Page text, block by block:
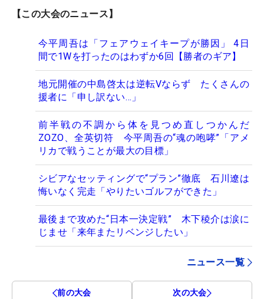
【この大会のニュース】
今平周吾は「フェアウェイキープが勝因」 4日
間で1Wを打ったのはわずか6回【勝者のギア】
地元開催の中島啓太は逆転Vならず たくさんの
援者に「申し訳ない…」
前半戦の不調から体を見つめ直しつかんだ
ZOZO、全英切符 今平周吾の“魂の咆哮”「アメ
リカで戦うことが最大の目標」
シビアなセッティングで“プラン”徹底 石川遼は
悔いなく完走「やりたいゴルフができた」
最後まで攻めた“日本一決定戦” 木下稜介は涙に
じませ「来年またリベンジしたい」
ニュース一覧
前の大会 次の大会